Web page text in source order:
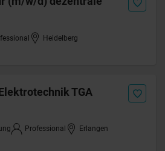
Heidelberg
TGA
Professional
Erlangen